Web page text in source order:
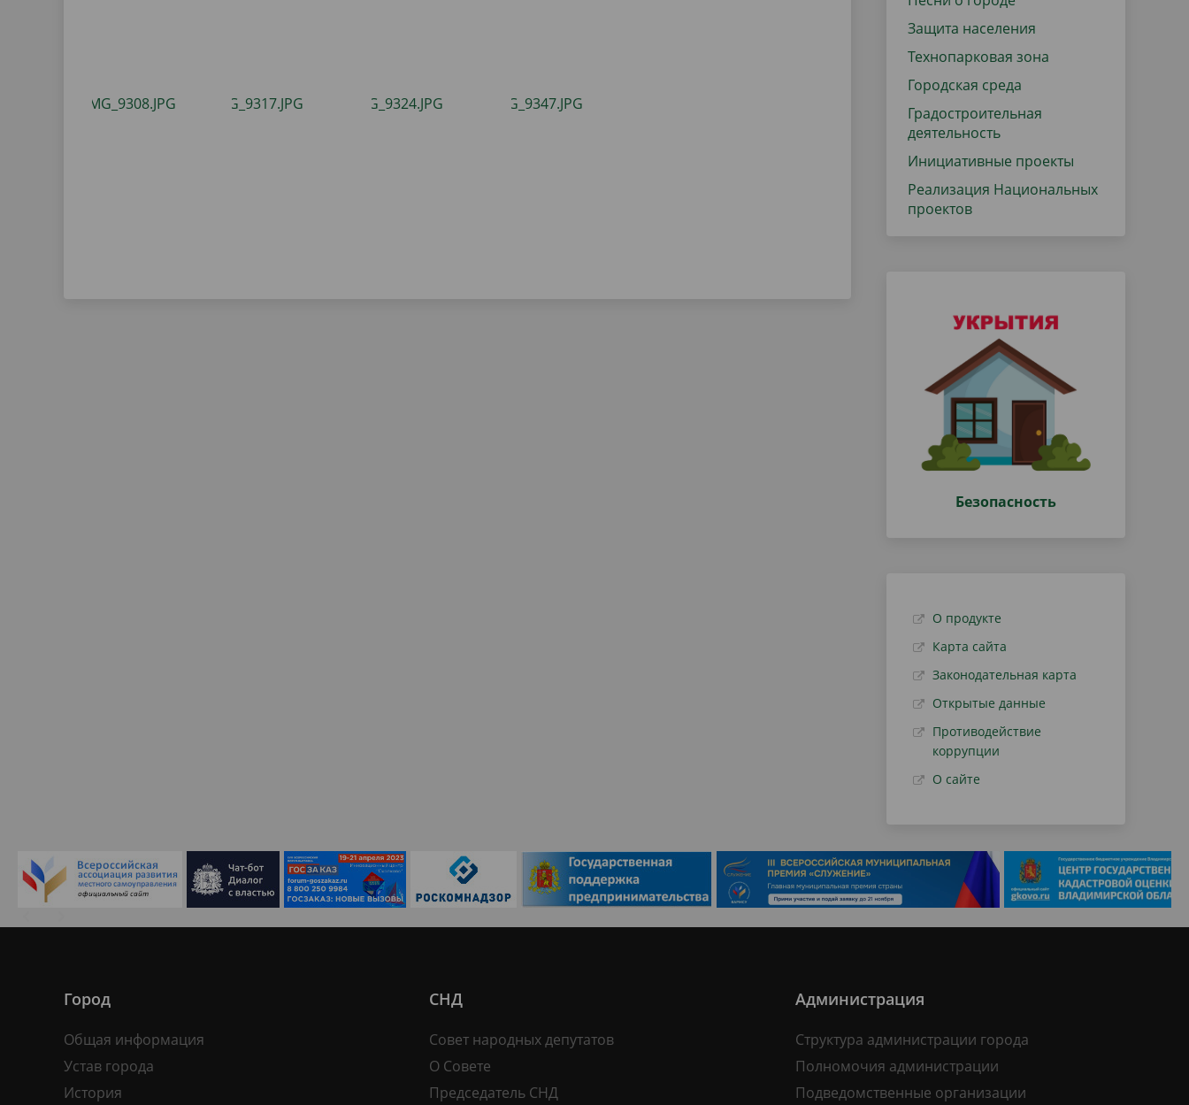
Защита населения
Технопарковая зона
Городская среда
Градостроительная
деятельность
Инициативные проекты
Реализация Национальных
проектов
Безопасность
О продукте
Карта сайта
Законодательная карта
Открытые данные
Противодействие
коррупции
О сайте
Город
Общая информация
Устав города
История
СНД
Совет народных депутатов
О Совете
Председатель СНД
Администрация
Структура администрации города
Полномочия администрации
Подведомственные организации